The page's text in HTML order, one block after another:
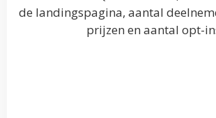
de landingspagina, aantal
prijzen en aantal opt-